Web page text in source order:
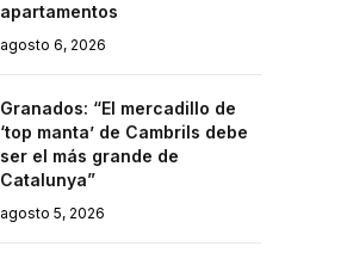
apartamentos
agosto 6, 2026
Granados: “El mercadillo de
‘top manta’ de Cambrils debe
ser el más grande de
Catalunya”
agosto 5, 2026